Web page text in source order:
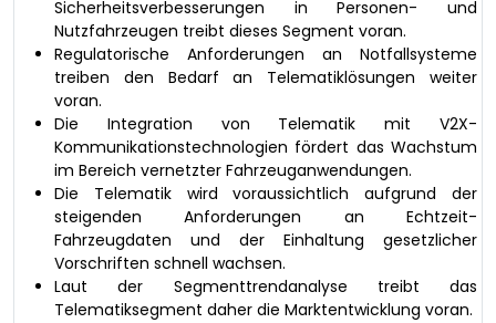
Sicherheitsverbesserungen in Personen- und
Nutzfahrzeugen treibt dieses Segment voran.
Regulatorische Anforderungen an Notfallsysteme
treiben den Bedarf an Telematiklösungen weiter
voran.
Die Integration von Telematik mit V2X-
Kommunikationstechnologien fördert das Wachstum
im Bereich vernetzter Fahrzeuganwendungen.
Die Telematik wird voraussichtlich aufgrund der
steigenden Anforderungen an Echtzeit-
Fahrzeugdaten und der Einhaltung gesetzlicher
Vorschriften schnell wachsen.
Laut der Segmenttrendanalyse treibt das
Telematiksegment daher die Marktentwicklung voran.